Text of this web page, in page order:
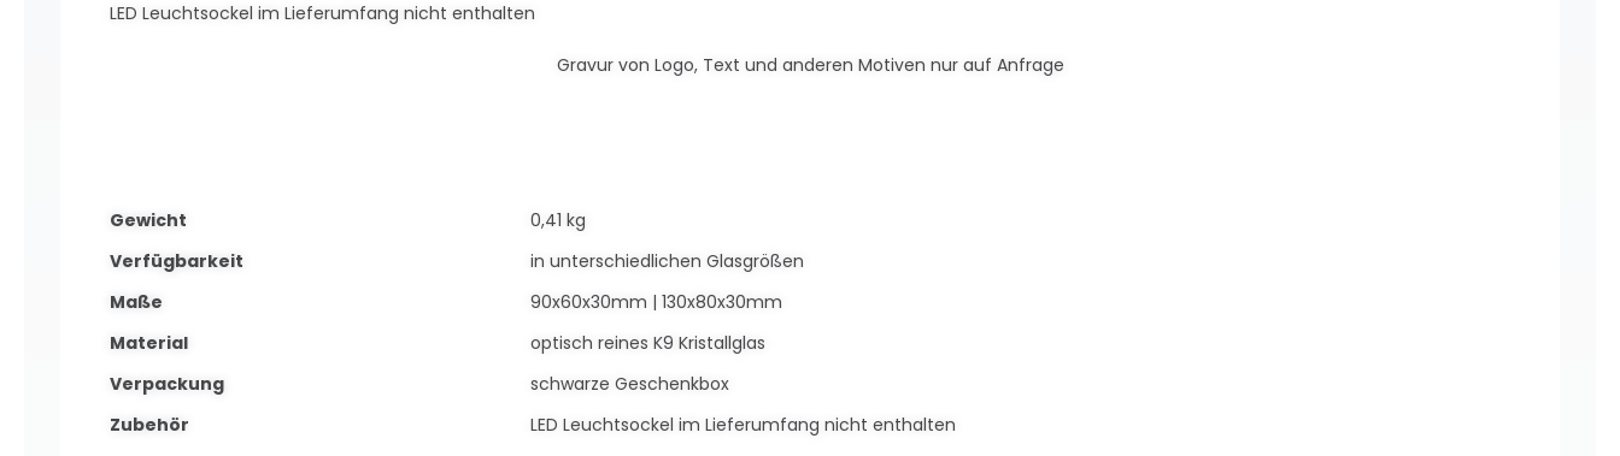
LED Leuchtsockel im Lieferumfang nicht enthalten
Gravur von Logo, Text und anderen Motiven nur auf Anfrage
Gewicht
0,41 kg
Verfügbarkeit
in unterschiedlichen Glasgrößen
Maße
90x60x30mm | 130x80x30mm
Material
optisch reines K9 Kristallglas
Verpackung
schwarze Geschenkbox
Zubehör
LED Leuchtsockel im Lieferumfang nicht enthalten